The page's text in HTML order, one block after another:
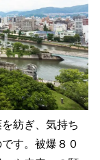
紡ぎ、気持ち
す。被爆８０